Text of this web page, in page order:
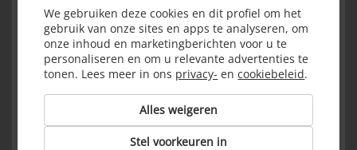
Huisnummer
Gas
We gebruiken deze cookies en dit profiel om het
gebruik van onze sites en apps te analyseren, om
onze inhoud en marketingberichten voor u te
personaliseren en om u relevante advertenties te
tonen. Lees meer in ons privacy- encookiebeleid.
Alles weigeren
Stel voorkeuren in